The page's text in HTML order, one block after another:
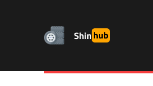
Shinhub